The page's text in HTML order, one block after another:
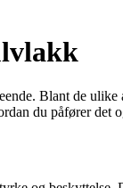
Blant de
du påfører det